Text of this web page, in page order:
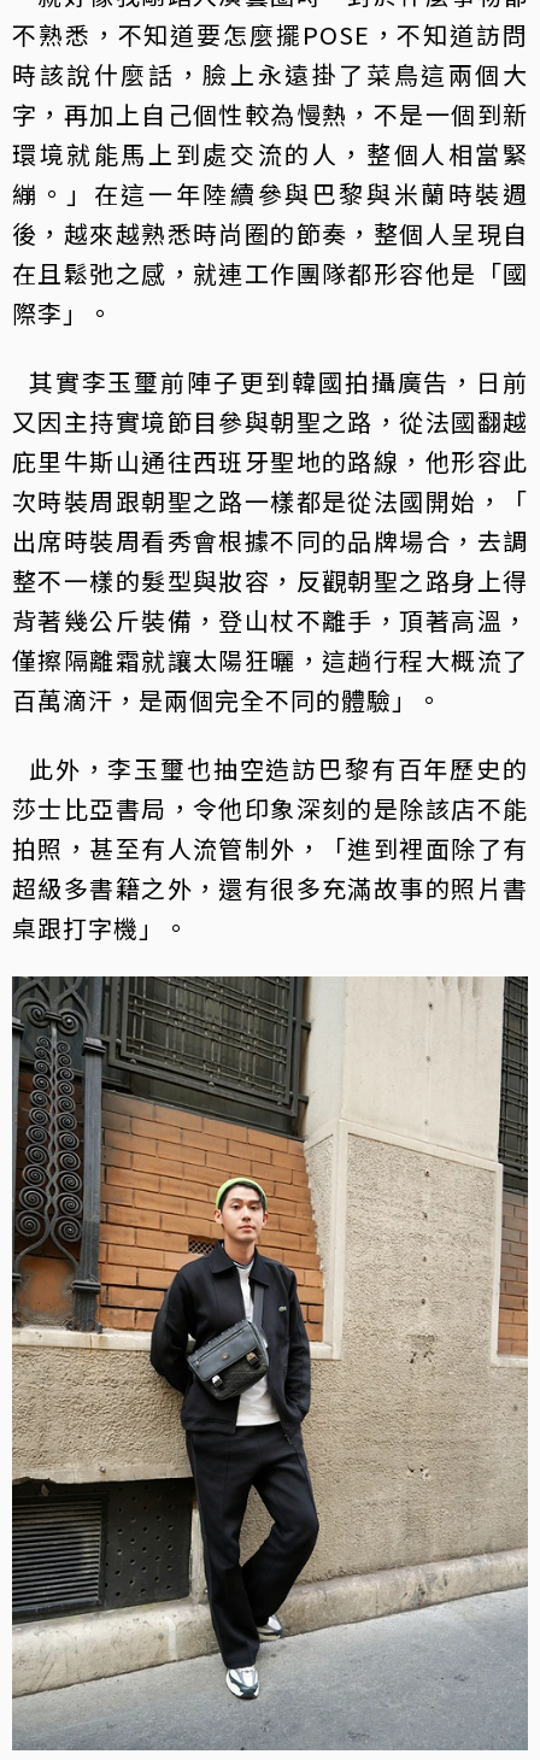
不熟悉，不知道要怎麼擺POSE，不知道訪問
時該說什麼話，臉上永遠掛了菜鳥這兩個大
字，再加上自己個性較為慢熱，不是一個到新
環境就能馬上到處交流的人，整個人相當緊
繃。」在這一年陸續參與巴黎與米蘭時裝週
後，越來越熟悉時尚圈的節奏，整個人呈現自
在且鬆弛之感，就連工作團隊都形容他是「國
際李」。
其實李玉璽前陣子更到韓國拍攝廣告，日前
又因主持實境節目參與朝聖之路，從法國翻越
庇里牛斯山通往西班牙聖地的路線，他形容此
次時裝周跟朝聖之路一樣都是從法國開始，「
出席時裝周看秀會根據不同的品牌場合，去調
整不一樣的髮型與妝容，反觀朝聖之路身上得
背著幾公斤裝備，登山杖不離手，頂著高溫，
僅擦隔離霜就讓太陽狂曬，這趟行程大概流了
百萬滴汗，是兩個完全不同的體驗」。
此外，李玉璽也抽空造訪巴黎有百年歷史的
莎士比亞書局，令他印象深刻的是除該店不能
拍照，甚至有人流管制外，「進到裡面除了有
超級多書籍之外，還有很多充滿故事的照片書
桌跟打字機」。